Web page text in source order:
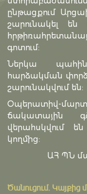
ընթացքում
շարունակել
գոտում:
Ներկա
հարձակման
շարունակվում են:
Օպերատիվ-
ճակատային
վերահսկվում
կողմից:
ԱՀ ՊՆ
Ծանուցում․ Կայքից